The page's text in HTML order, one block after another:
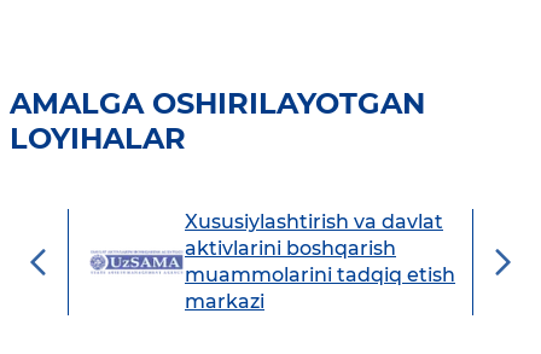
AMALGA OSHIRILAYOTGAN
LOYIHALAR
Xususiylashtirish va davlat
aktivlarini boshqarish
muammolarini tadqiq etish
markazi